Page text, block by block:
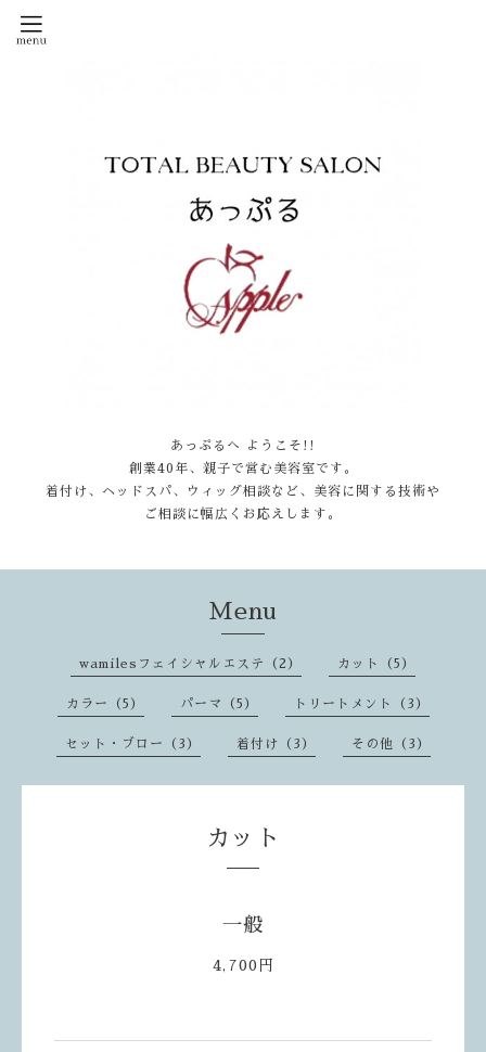
あっぷるへ ようこそ!!
創業40年、親子で営む美容室です。
着付け、ヘッドスパ、ウィッグ相談など、美容に関する技術や
ご相談に幅広くお応えします。
Menu
wamilesフェイシャルエステ（2） カット（5）
カラー（5） パーマ（5） トリートメント（3）
セット・ブロー（3） 着付け（3） その他（3）
カット
一般
4,700円